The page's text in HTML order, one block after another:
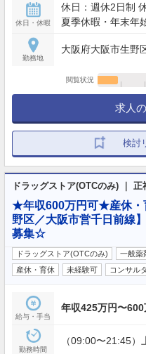
休日・休暇
休日：週休2日制
夏季休暇・年末年
勤務地
大阪府大阪市生野
閲覧状況
求人
検討
ドラッグストア(OTCのみ) ｜ 正
★年収600万円可★産休・
野区／大阪市営千日前線
募集☆
ドラッグストア(OTCのみ) 一般薬
産休・育休
未経験可 コンサル
給与・手当
年収425万円〜600
勤務時間
（09:00〜21:45